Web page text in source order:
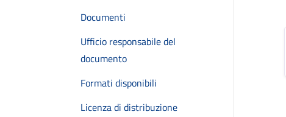
Documenti
Ufficio responsabile del
documento
Formati disponibili
Licenza di distribuzione